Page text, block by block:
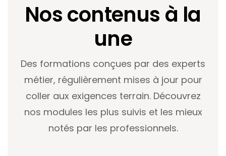
Nos contenus à la
une
Des formations conçues par des experts
métier, régulièrement mises à jour pour
coller aux exigences terrain. Découvrez
nos modules les plus suivis et les mieux
notés par les professionnels.